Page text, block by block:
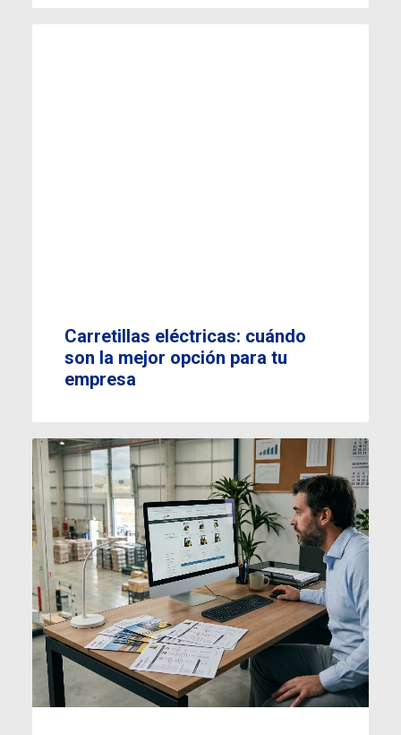
Carretillas eléctricas: cuándo
son la mejor opción para tu
empresa